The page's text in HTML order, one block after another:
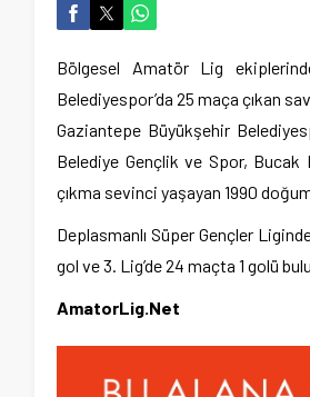
Bölgesel Amatör Lig
Belediyespor’da 25 maça çıkan
Gaziantepe Büyükşehir
Belediye Gençlik ve Spor, Bucak
çıkma sevinci yaşayan 1990
Deplasmanlı Süper Gençler
gol ve 3. Lig’de 24 maçta 1 golü
AmatorLig.Net